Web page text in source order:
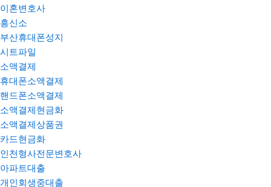
이혼변호사
흥신소
부산휴대폰성지
시트파일
소액결제
휴대폰소액결제
핸드폰소액결제
소액결제현금화
소액결제상품권
카드현금화
인천형사전문변호사
아파트대출
개인회생중대출